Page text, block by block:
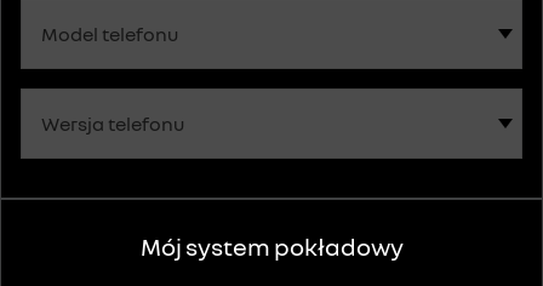
Mój system pokładowy